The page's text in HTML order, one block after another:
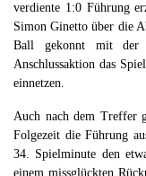
verdiente 1:0 Führung
Simon Ginetto über die
Ball gekonnt mit der
Anschlussaktion das
einnetzen.
Auch nach dem Treffer
Folgezeit die Führung
34. Spielminute den
einem missglückten